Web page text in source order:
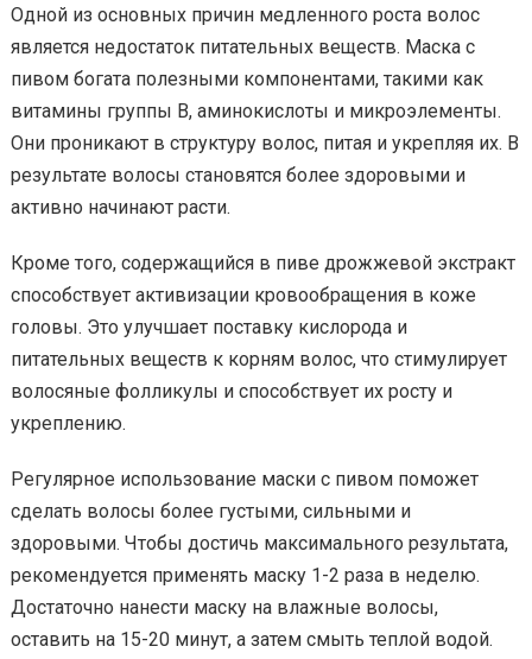
Одной из основных причин медленного роста волос
является недостаток питательных веществ. Маска с
пивом богата полезными компонентами, такими как
витамины группы В, аминокислоты и микроэлементы.
Они проникают в структуру волос, питая и укрепляя их. В
результате волосы становятся более здоровыми и
активно начинают расти.
Кроме того, содержащийся в пиве дрожжевой экстракт
способствует активизации кровообращения в коже
головы. Это улучшает поставку кислорода и
питательных веществ к корням волос, что стимулирует
волосяные фолликулы и способствует их росту и
укреплению.
Регулярное использование маски с пивом поможет
сделать волосы более густыми, сильными и
здоровыми. Чтобы достичь максимального результата,
рекомендуется применять маску 1-2 раза в неделю.
Достаточно нанести маску на влажные волосы,
оставить на 15-20 минут, а затем смыть теплой водой.